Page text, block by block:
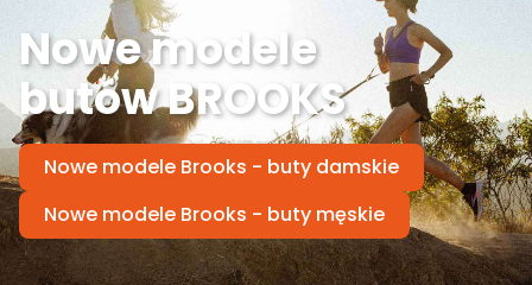
Nowe modele
butów BROOKS
Nowe modele Brooks - buty damskie
Nowe modele Brooks - buty męskie